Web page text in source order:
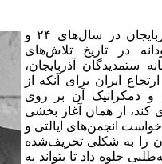
نهضت ملی دموکراتیک آذربایجان در سال‌های ۲۴ و
در تاریخ تلاش‌های
ستمدیدگان آذربایجان،
ایران برای آنکه از
و دمکراتیک آن بر روی
کند، از همان آغاز بخشی
انجمن‌های ایالتی و
را به شکلی تحریف‌شده
جلوه داد تا بتواند به